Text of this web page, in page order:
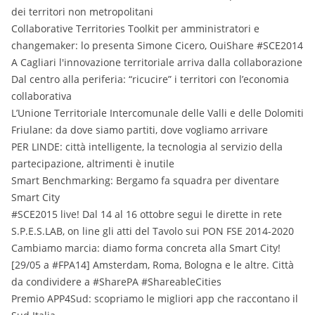
dei territori non metropolitani
Collaborative Territories Toolkit per amministratori e
changemaker: lo presenta Simone Cicero, OuiShare #SCE2014
A Cagliari l'innovazione territoriale arriva dalla collaborazione
Dal centro alla periferia: “ricucire” i territori con l’economia
collaborativa
L’Unione Territoriale Intercomunale delle Valli e delle Dolomiti
Friulane: da dove siamo partiti, dove vogliamo arrivare
PER LINDE: città intelligente, la tecnologia al servizio della
partecipazione, altrimenti è inutile
​Smart Benchmarking: Bergamo fa squadra per diventare
Smart City
#SCE2015 live! Dal 14 al 16 ottobre segui le dirette in rete
S.P.E.S.LAB, on line gli atti del Tavolo sui PON FSE 2014-2020
Cambiamo marcia: diamo forma concreta alla Smart City!
[29/05 a #FPA14] Amsterdam, Roma, Bologna e le altre. Città
da condividere a #SharePA #ShareableCities
Premio APP4Sud: scopriamo le migliori app che raccontano il